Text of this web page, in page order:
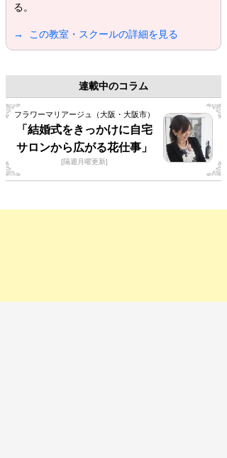
る。
→ この教室・スクールの詳細を見る
連載中のコラム
フラワーマリアージュ（大阪・大阪市）
「結婚式をきっかけに自宅
サロンから広がる花仕事」
[隔週月曜更新]